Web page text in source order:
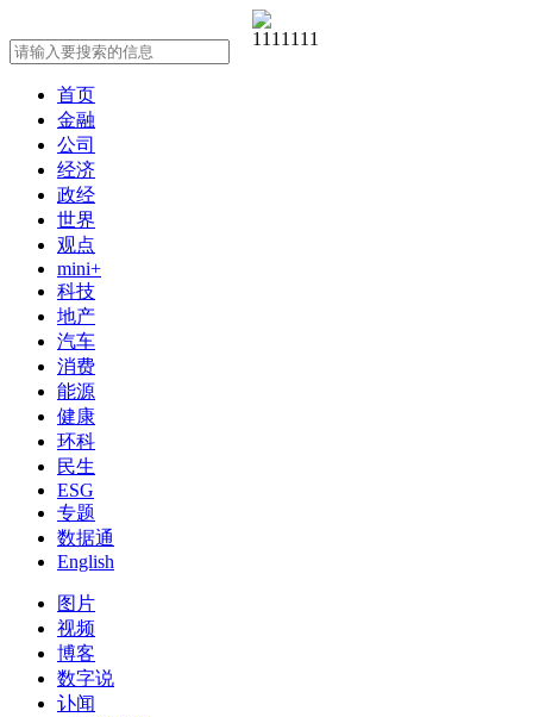
首页
金融
公司
经济
政经
世界
观点
mini+
科技
地产
汽车
消费
能源
健康
环科
民生
ESG
专题
数据通
English
图片
视频
博客
数字说
讣闻